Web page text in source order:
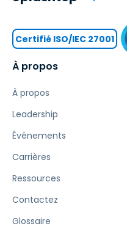
À propos
À propos
Leadership
Événements
Carrières
Ressources
Contactez
Glossaire
Certifié ISO/IEC 27001